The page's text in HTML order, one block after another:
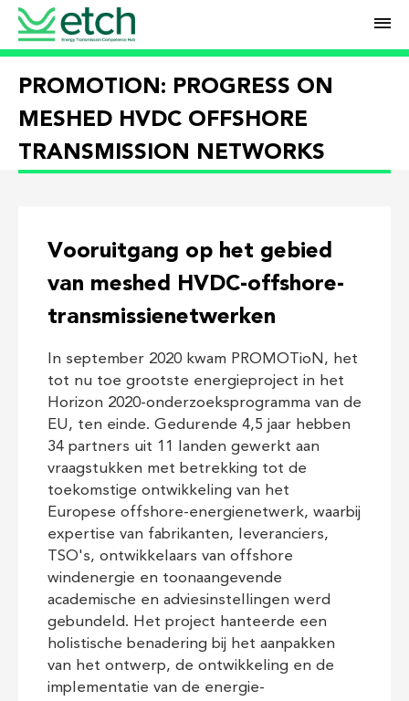
PROMOTION: PROGRESS ON
MESHED HVDC OFFSHORE
TRANSMISSION NETWORKS
Vooruitgang op het gebied
van meshed HVDC-offshore-
transmissienetwerken
In september 2020 kwam PROMOTioN, het
tot nu toe grootste energieproject in het
Horizon 2020-onderzoeksprogramma van de
EU, ten einde. Gedurende 4,5 jaar hebben
34 partners uit 11 landen gewerkt aan
vraagstukken met betrekking tot de
toekomstige ontwikkeling van het
Europese offshore-energienetwerk, waarbij
expertise van fabrikanten, leveranciers,
TSO's, ontwikkelaars van offshore
windenergie en toonaangevende
academische en adviesinstellingen werd
gebundeld. Het project hanteerde een
holistische benadering bij het aanpakken
van het ontwerp, de ontwikkeling en de
implementatie van de energie-